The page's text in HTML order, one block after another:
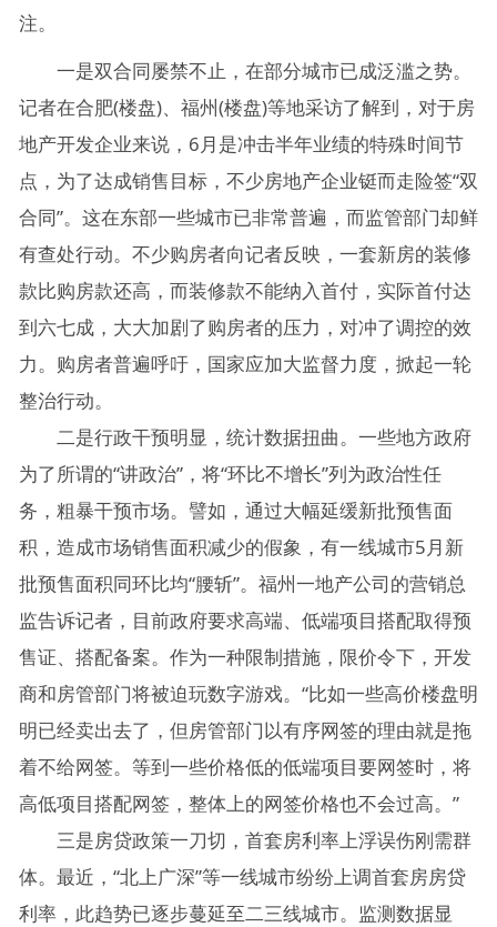
注。
一是双合同屡禁不止，在部分城市已成泛滥之势。
记者在合肥(楼盘)、福州(楼盘)等地采访了解到，对于房
地产开发企业来说，6月是冲击半年业绩的特殊时间节
点，为了达成销售目标，不少房地产企业铤而走险签“双
合同”。这在东部一些城市已非常普遍，而监管部门却鲜
有查处行动。不少购房者向记者反映，一套新房的装修
款比购房款还高，而装修款不能纳入首付，实际首付达
到六七成，大大加剧了购房者的压力，对冲了调控的效
力。购房者普遍呼吁，国家应加大监督力度，掀起一轮
整治行动。
二是行政干预明显，统计数据扭曲。一些地方政府
为了所谓的“讲政治”，将“环比不增长”列为政治性任
务，粗暴干预市场。譬如，通过大幅延缓新批预售面
积，造成市场销售面积减少的假象，有一线城市5月新
批预售面积同环比均“腰斩”。福州一地产公司的营销总
监告诉记者，目前政府要求高端、低端项目搭配取得预
售证、搭配备案。作为一种限制措施，限价令下，开发
商和房管部门将被迫玩数字游戏。“比如一些高价楼盘明
明已经卖出去了，但房管部门以有序网签的理由就是拖
着不给网签。等到一些价格低的低端项目要网签时，将
高低项目搭配网签，整体上的网签价格也不会过高。”
三是房贷政策一刀切，首套房利率上浮误伤刚需群
体。最近，“北上广深”等一线城市纷纷上调首套房房贷
利率，此趋势已逐步蔓延至二三线城市。监测数据显